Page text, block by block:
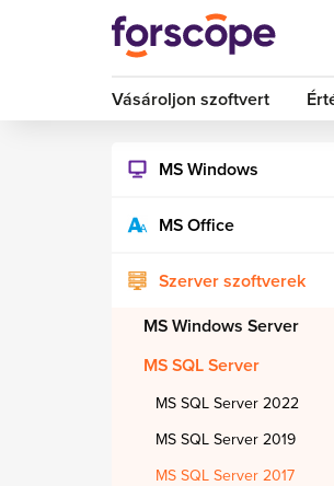
Vásároljon szoftvert
MS Windows
MS Office
Szerver szoftverek
MS Windows Server
MS SQL Server
MS SQL Server 2022
MS SQL Server 2019
MS SQL Server 2017